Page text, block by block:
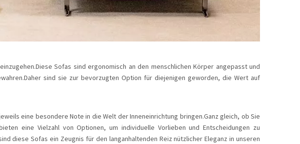
Sofas sind ergonomisch an den menschlichen Körper angepasst und
sind sie zur bevorzugten Option für diejenigen geworden, die Wert auf
eine besondere Note in die Welt der Inneneinrichtung bringen.Ganz gleich, ob Sie
eine Vielzahl von Optionen, um individuelle Vorlieben und Entscheidungen zu
diese Sofas ein Zeugnis für den langanhaltenden Reiz nützlicher Eleganz in unseren